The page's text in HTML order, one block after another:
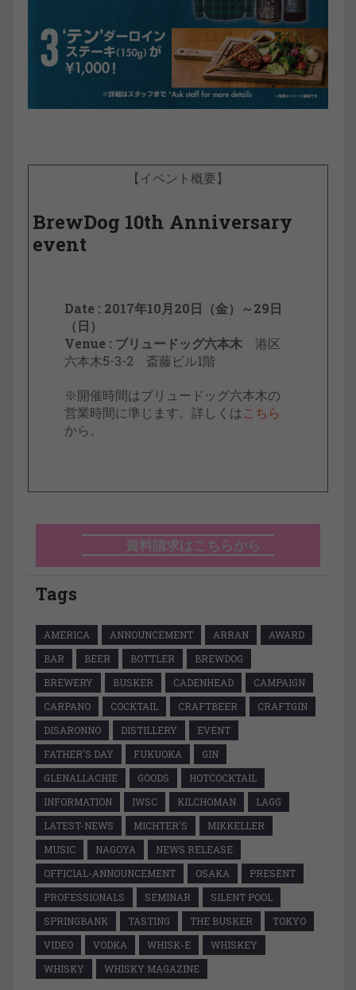
【イベント概要】
BrewDog 10th Anniversary
event
Date : 2017年10月20日（金）～29日
（日）
Venue : ブリュードッグ六本木 港区
六本木5-3-2 斎藤ビル1階
※開催時間はブリュードッグ六本木の
営業時間に準じます。詳しくはこちら
から。
資料請求はこちらから
Tags
AMERICA ANNOUNCEMENT ARRAN
AWARD
BAR
BEER BOTTLER
BREWDOG
BREWERY
BUSKER CADENHEAD
CAMPAIGN
CARPANO
COCKTAIL CRAFTBEER
CRAFTGIN
DISARONNO
DISTILLERY
EVENT
FATHER'S DAY
FUKUOKA
GIN
GLENALLACHIE
GOODS
HOTCOCKTAIL
INFORMATION
IWSC KILCHOMAN
LAGG
LATEST-NEWS
MICHTER'S
MIKKELLER
MUSIC
NAGOYA
NEWS RELEASE
OFFICIAL-ANNOUNCEMENT
OSAKA
PRESENT
PROFESSIONALS
SEMINAR
SILENT POOL
SPRINGBANK
TASTING THE BUSKER
TOKYO
VIDEO
VODKA WHISK-E
WHISKEY
WHISKY
WHISKY MAGAZINE